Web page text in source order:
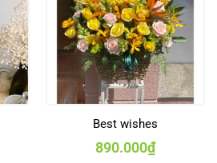
Best wishes
890.000₫